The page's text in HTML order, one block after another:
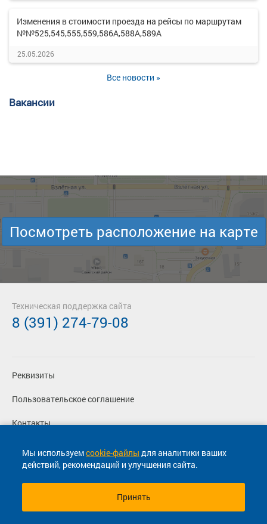
Изменения в стоимости проезда на рейсы по маршрутам
№№525,545,555,559,586А,588А,589А
25.05.2026
Все новости »
Вакансии
Мы используемcookie-файлы для аналитики ваших
действий, рекомендаций и улучшения сайта.
Принять
Посмотреть расположение на карте
Реквизиты
Пользовательское соглашение
Контакты
Политика конфиденциальности
Перевозчикам
Техническая поддержка сайта
8 (391) 274-79-08
© 2013-2026, ООО "Капитал"- Онлайн сервис продажи